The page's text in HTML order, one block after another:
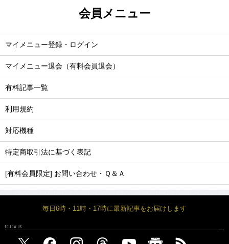
会員メニュー
マイメニュー登録・ログイン
マイメニュー退会（有料会員退会）
有料記事一覧
利用規約
対応機種
特定商取引法に基づく表記
[有料会員限定] お問い合わせ・Ｑ＆Ａ
毎日6時・11時・17時に最新記事をお届けします
FOLLOW US